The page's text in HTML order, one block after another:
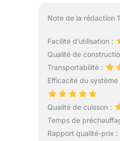
Note de la rédaction
Facilité d’utilisation :
Qualité de
Transportabilité :
Efficacité du
Qualité de cuisson :
Temps de
Rapport qualité-prix :